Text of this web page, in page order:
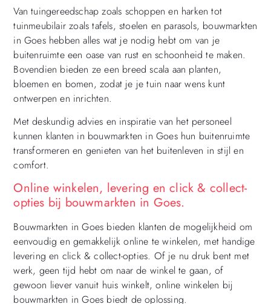
Van tuingereedschap zoals schoppen en harken tot
tuinmeubilair zoals tafels, stoelen en parasols, bouwmarkten
in Goes hebben alles wat je nodig hebt om van je
buitenruimte een oase van rust en schoonheid te maken.
Bovendien bieden ze een breed scala aan planten,
bloemen en bomen, zodat je je tuin naar wens kunt
ontwerpen en inrichten.
Met deskundig advies en inspiratie van het personeel
kunnen klanten in bouwmarkten in Goes hun buitenruimte
transformeren en genieten van het buitenleven in stijl en
comfort.
Online winkelen, levering en click & collect-
opties bij bouwmarkten in Goes.
Bouwmarkten in Goes bieden klanten de mogelijkheid om
eenvoudig en gemakkelijk online te winkelen, met handige
levering en click & collect-opties. Of je nu druk bent met
werk, geen tijd hebt om naar de winkel te gaan, of
gewoon liever vanuit huis winkelt, online winkelen bij
bouwmarkten in Goes biedt de oplossing.